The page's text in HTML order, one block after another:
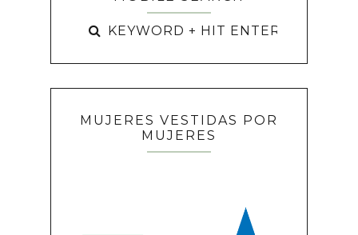
MUJERES VESTIDAS POR
MUJERES